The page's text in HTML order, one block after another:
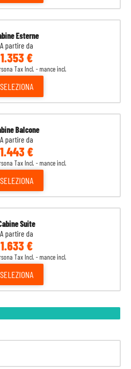
Esterne
A partire da
1.353 €
Tax Incl. - mance incl.
SELEZIONA
Balcone
A partire da
1.443 €
Tax Incl. - mance incl.
SELEZIONA
Suite
A partire da
1.633 €
Tax Incl. - mance incl.
SELEZIONA